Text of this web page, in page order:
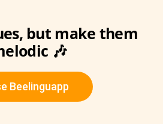
but make them
🎶
Beelinguapp